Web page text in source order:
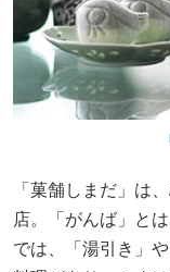
「菓舗しまだ」は
店。「がんば」と
では、「湯引き」